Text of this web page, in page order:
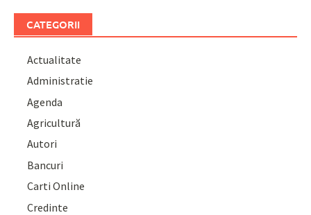
CATEGORII
Actualitate
Administratie
Agenda
Agricultură
Autori
Bancuri
Carti Online
Credinte